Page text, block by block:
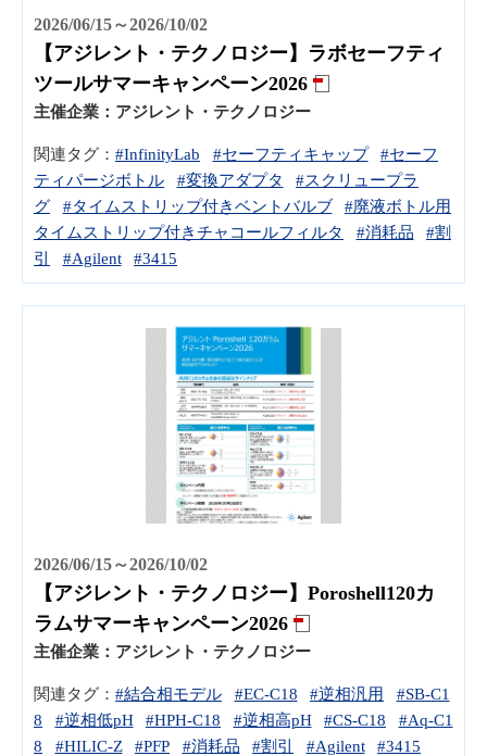
2026/06/15～2026/10/02
【アジレント・テクノロジー】ラボセーフティ
ツールサマーキャンペーン2026
主催企業： アジレント・テクノロジー
関連タグ： #InfinityLab #セーフティキャップ
#セーフ
ティパージボトル
#変換アダプタ
#スクリュープラ
グ
#タイムストリップ付きベントバルブ
#廃液ボトル用
タイムストリップ付きチャコールフィルタ
#消耗品
#割
引
#Agilent #3415
2026/06/15～2026/10/02
【アジレント・テクノロジー】Poroshell120カ
ラムサマーキャンペーン2026
主催企業： アジレント・テクノロジー
関連タグ： #結合相モデル #EC-C18 #逆相汎用
#SB-C1
8
#逆相低pH #HPH-C18 #逆相高pH #CS-C18
#Aq-C1
8
#HILIC-Z #PFP #消耗品 #割引 #Agilent #3415